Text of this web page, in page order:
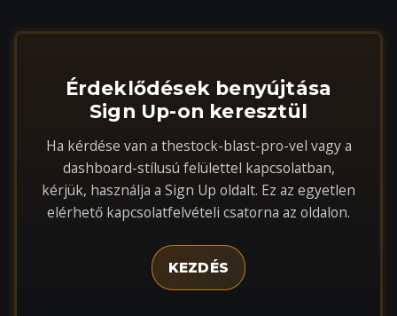
Érdeklődések benyújtása
Sign Up-on keresztül
Ha kérdése van a thestock-blast-pro-vel vagy a
dashboard-stílusú felülettel kapcsolatban,
kérjük, használja a Sign Up oldalt. Ez az egyetlen
elérhető kapcsolatfelvételi csatorna az oldalon.
KEZDÉS